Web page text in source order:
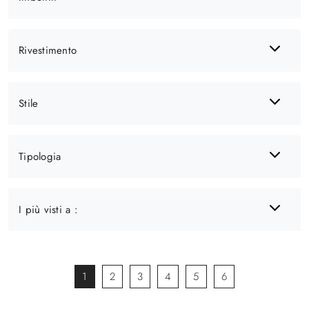
Rivestimento
Stile
Tipologia
I più visti a :
1 2 3 4 5 6